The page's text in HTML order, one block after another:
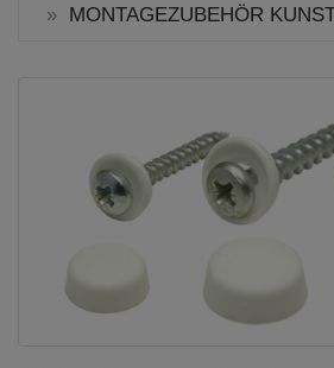
MONTAGEZUBEHÖR